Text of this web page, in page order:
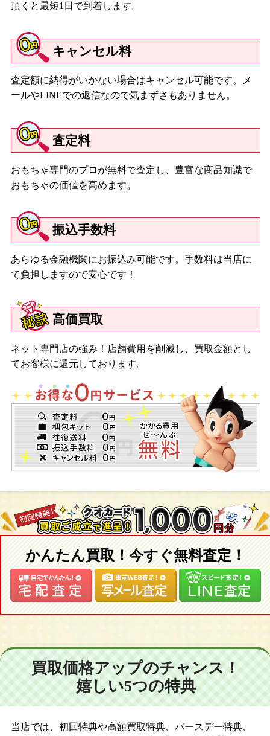
頂くと最短1日で到着します。
キャンセル料
査定額に納得がいかない場合はキャンセル可能です。メ
ールやLINEでの返信なので気まずさもありません。
査定料
おもちゃ専門のプロが無料で査定し、豊富な商品知識で
おもちゃの価値を高めます。
振込手数料
あらゆる金融機関にお振込み可能です。手数料は当店に
て負担しますので安心です！
高価買取
ネット専門店の強み！店舗費用を削減し、買取金額とし
てお客様に還元しております。
かんたん買取！今すぐ無料査定！
買取価格アップのチャンス！
嬉しい5つの特典
当店では、初回特典や高額買取特典、バースデー特典、